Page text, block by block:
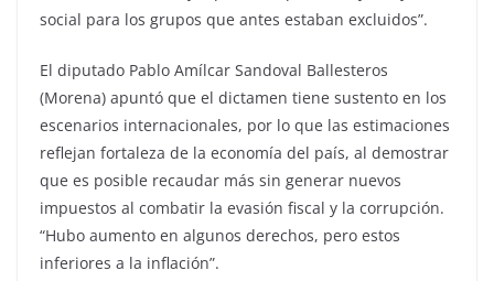
social para los grupos que antes estaban excluidos”.
El diputado Pablo Amílcar Sandoval Ballesteros
(Morena) apuntó que el dictamen tiene sustento en los
escenarios internacionales, por lo que las estimaciones
reflejan fortaleza de la economía del país, al demostrar
que es posible recaudar más sin generar nuevos
impuestos al combatir la evasión fiscal y la corrupción.
“Hubo aumento en algunos derechos, pero estos
inferiores a la inflación”.